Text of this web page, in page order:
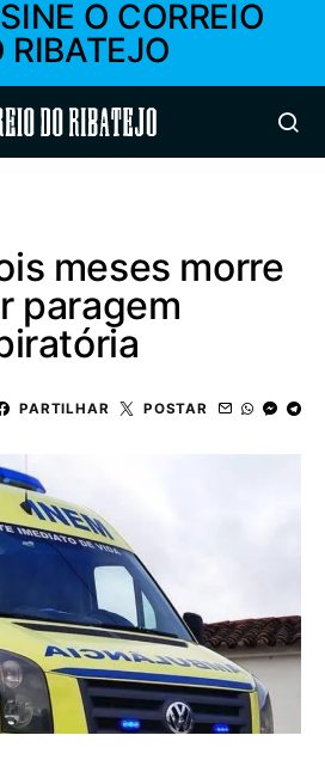
O CORREIO
RIBATEJO
do Ribatejo
meses morre
paragem
PARTILHAR POSTAR